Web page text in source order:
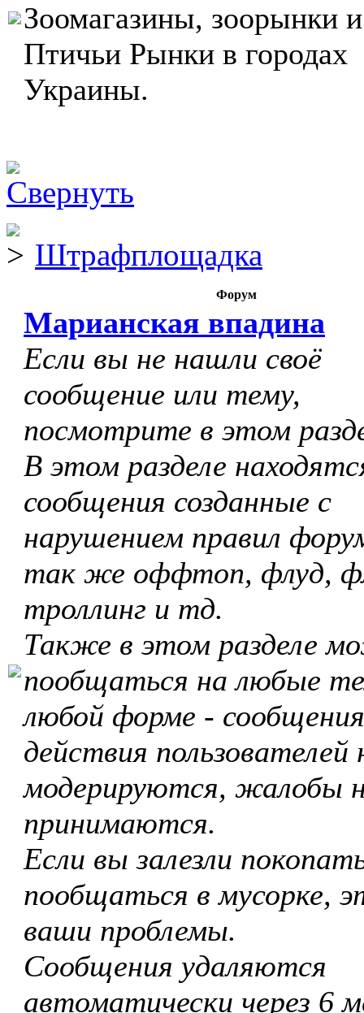
Зоомагазины, зоорынки и
Птичьи Рынки в городах
Украины.
Штрафплощадка
Форум
Марианская впадина
Если вы не нашли своё
сообщение или тему,
посмотрите в этом
В этом разделе
сообщения созданные с
нарушением правил
так же оффтоп, флуд,
троллинг и тд.
Также в этом разделе
пообщаться на любые
любой форме -
действия пользователей
модерируются, жалобы
принимаются.
Если вы залезли
пообщаться в мусорке,
ваши проблемы.
Сообщения удаляются
автоматически через 6